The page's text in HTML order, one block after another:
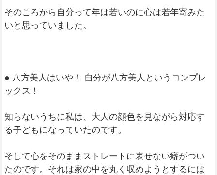
そのころから自分って年は若いのに心は若年寄みた
いと思っていました。
● 八方美人はいや！ 自分が八方美人というコンプレ
ックス！
知らないうちに私は、大人の顔色を見ながら対応す
る子どもになっていたのです。
そして心をそのままストレートに表せない癖がつい
たのです。それは家の中を丸く収めようとするには